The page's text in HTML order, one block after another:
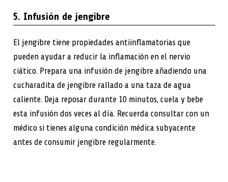
5. Infusión de jengibre
El jengibre tiene propiedades antiinflamatorias que
pueden ayudar a reducir la inflamación en el nervio
ciático. Prepara una infusión de jengibre añadiendo una
cucharadita de jengibre rallado a una taza de agua
caliente. Deja reposar durante 10 minutos, cuela y bebe
esta infusión dos veces al día. Recuerda consultar con un
médico si tienes alguna condición médica subyacente
antes de consumir jengibre regularmente.